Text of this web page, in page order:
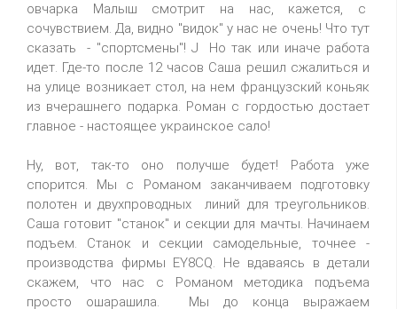
овчарка Малыш смотрит на нас, кажется, с
сочувствием. Да, видно "видок" у нас не очень! Что тут
сказать - "спортсмены"! J Но так или иначе работа
идет. Где-то после 12 часов Саша решил сжалиться и
на улице возникает стол, на нем французский коньяк
из вчерашнего подарка. Роман с гордостью достает
главное - настоящее украинское сало!
Ну, вот, так-то оно получше будет! Работа уже
спорится. Мы с Романом заканчиваем подготовку
полотен и двухпроводных линий для треугольников.
Саша готовит "станок" и секции для мачты. Начинаем
подъем. Станок и секции самодельные, точнее -
производства фирмы EY8CQ. Не вдаваясь в детали
скажем, что нас с Романом методика подъема
просто ошарашила. Мы до конца выражаем